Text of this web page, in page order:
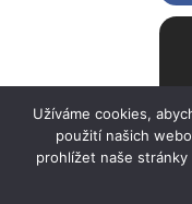
Užíváme cookies,
použití našich
prohlížet naše